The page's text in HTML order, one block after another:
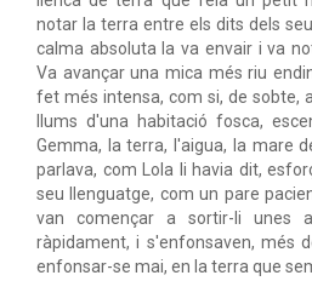
notar la terra entre els dits dels
calma absoluta la va envair i va
Va avançar una mica més riu
fet més intensa, com si, de sobte,
llums d'una habitació fosca,
Gemma, la terra, l'aigua, la mare
parlava, com Lola li havia dit,
seu llenguatge, com un pare
van començar a sortir-li unes
ràpidament, i s'enfonsaven, més
enfonsar-se mai, en la terra que